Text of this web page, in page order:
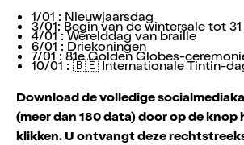
1/01 : Nieuwjaarsdag
3/01: Begin van de wintersale tot
4/01 : Werelddag van braille
6/01 : Driekoningen
7/01 : 81e Golden Globes-
10/01 : 🇧🇪 Internationale Tintin-
Download de volledige
(meer dan 180 data) door op de knop
klikken. U ontvangt deze